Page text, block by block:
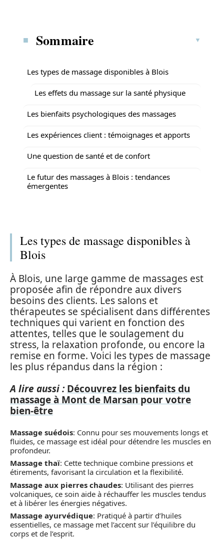
Sommaire
Les types de massage disponibles à Blois
Les effets du massage sur la santé physique
Les bienfaits psychologiques des massages
Les expériences client : témoignages et apports
Une question de santé et de confort
Le futur des massages à Blois : tendances
émergentes
Les types de massage disponibles à
Blois
À Blois, une large gamme de massages est
proposée afin de répondre aux divers
besoins des clients. Les salons et
thérapeutes se spécialisent dans différentes
techniques qui varient en fonction des
attentes, telles que le soulagement du
stress, la relaxation profonde, ou encore la
remise en forme. Voici les types de massage
les plus répandus dans la région :
A lire aussi : Découvrez les bienfaits du
massage à Mont de Marsan pour votre
bien-être
Massage suédois: Connu pour ses mouvements longs et
fluides, ce massage est idéal pour détendre les muscles en
profondeur.
Massage thaï: Cette technique combine pressions et
étirements, favorisant la circulation et la flexibilité.
Massage aux pierres chaudes: Utilisant des pierres
volcaniques, ce soin aide à réchauffer les muscles tendus
et à libérer les énergies négatives.
Massage ayurvédique: Pratiqué à partir d’huiles
essentielles, ce massage met l’accent sur l’équilibre du
corps et de l’esprit.